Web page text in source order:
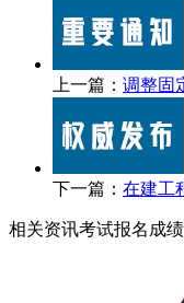
上一篇： 调整固
下一篇： 在建工
相关资讯考试报名 成